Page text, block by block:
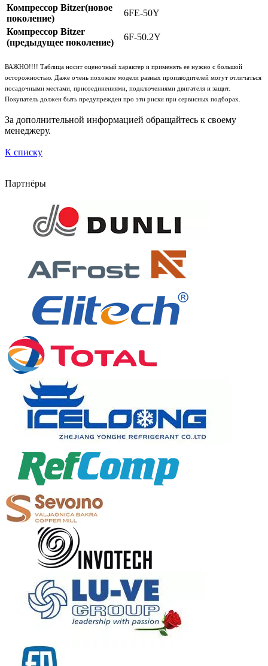
Компрессор Bitzer(новое
поколение)
6FE-50Y
Компрессор Bitzer
(предыдущее поколение)
6F-50.2Y
ВАЖНО!!!! Таблица носит оценочный характер и применять ее нужно с большой
осторожностью. Даже очень похожие модели разных производителей могут отличаться
посадочными местами, присоединениями, подключениями двигателя и защит.
Покупатель должен быть предупрежден про эти риски при сервисных подборах.
За дополнительной информацией обращайтесь к своему
менеджеру.
К списку
Партнёры